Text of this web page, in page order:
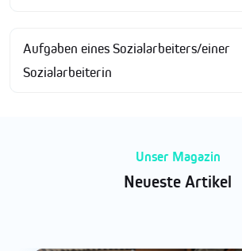
Aufgaben eines Sozialarbeiters/einer
Sozialarbeiterin
Unser Magazin
Neueste Artikel